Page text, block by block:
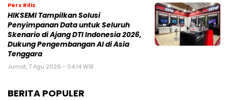
Pers Rilis
HIKSEMI Tampilkan Solusi
Penyimpanan Data untuk Seluruh
Skenario di Ajang DTI Indonesia 2026,
Dukung Pengembangan AI di Asia
Tenggara
Jumat, 7 Agu 2026 - 04:14 WIB
BERITA POPULER